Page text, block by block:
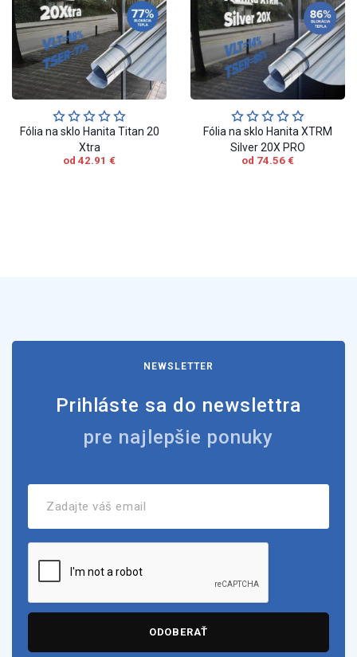
Fólia na sklo Hanita Titan 20
Xtra
od 42.91 €
Fólia na sklo Hanita XTRM
Silver 20X PRO
od 74.56 €
NEWSLETTER
Prihláste sa do newslettra
pre najlepšie ponuky
ODOBERAŤ